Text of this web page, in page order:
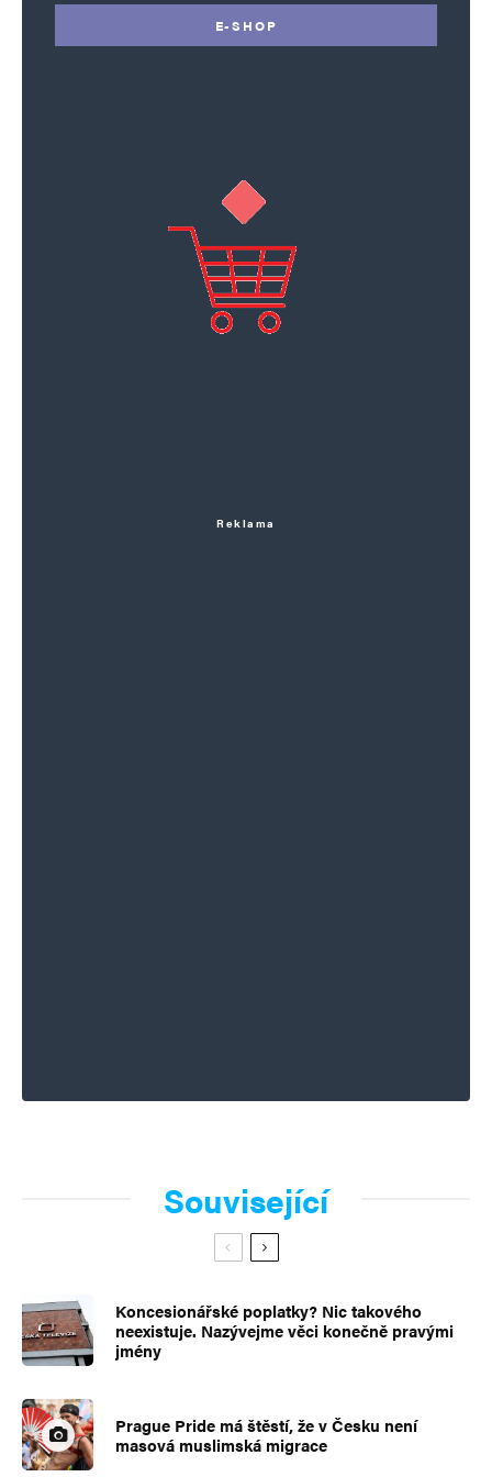
E-SHOP
Reklama
Související
Koncesionářské poplatky? Nic takového
neexistuje. Nazývejme věci konečně pravými
jmény
Prague Pride má štěstí, že v Česku není
masová muslimská migrace